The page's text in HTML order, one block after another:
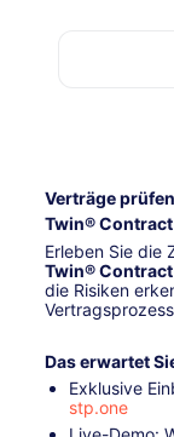
Verträge
Twin®
Erleben Sie die
Twin®
die Risiken
Das erwartet
Exklusive
stp.one